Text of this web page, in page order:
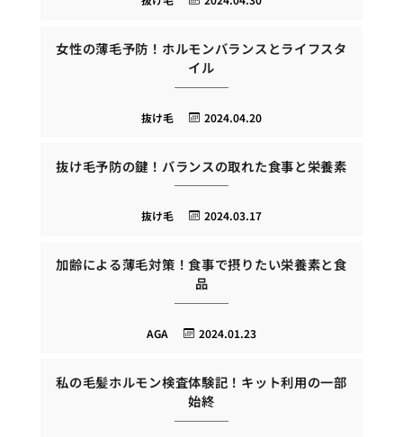
女性の薄毛予防！ホルモンバランスとライフスタ
イル
2024.04.20
抜け毛
抜け毛予防の鍵！バランスの取れた食事と栄養素
2024.03.17
抜け毛
加齢による薄毛対策！食事で摂りたい栄養素と食
品
2024.01.23
AGA
私の毛髪ホルモン検査体験記！キット利用の一部
始終